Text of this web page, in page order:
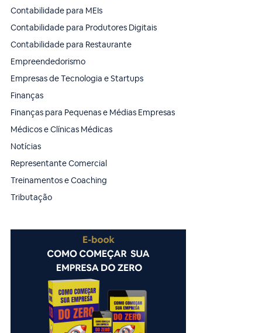
Contabilidade para MEIs
Contabilidade para Produtores Digitais
Contabilidade para Restaurante
Empreendedorismo
Empresas de Tecnologia e Startups
Finanças
Finanças para Pequenas e Médias Empresas
Médicos e Clínicas Médicas
Notícias
Representante Comercial
Treinamentos e Coaching
Tributação